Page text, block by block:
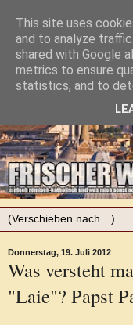
Donnerstag, 19. Juli 2012
Was versteht
"Laie"? Papst
This site uses
and to analyze
shared with Google
metrics to ensure
statistics, and to